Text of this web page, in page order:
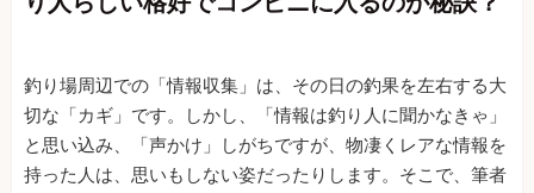
釣り場周辺での「情報収集」は、その日の釣果を左右する大
切な「カギ」です。しかし、「情報は釣り人に聞かなきゃ」
と思い込み、「声かけ」しがちですが、物凄くレアな情報を
持った人は、思いもしない姿だったりします。そこで、筆者